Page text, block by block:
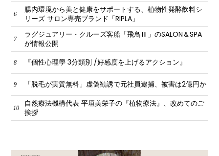
6
腸内環境から美と健康をサポートする、植物性発酵飲料シ
リーズ サロン専売ブランド「RIPLA」
7
ラグジュアリー・クルーズ客船「飛鳥Ⅲ」のSALON＆SPA
が情報公開
8 『個性心理學 3分類別 /好感度を上げるアクション』
9 「脱毛が実質無料」虚偽勧誘で元社員逮捕、被害は2億円か
10
自然療法機構代表 平垣美栄子の『植物療法』、改めてのご
挨拶